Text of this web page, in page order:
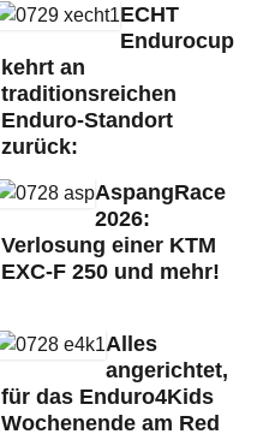
ECHT
Endurocup
kehrt an
traditionsreichen
Enduro-Standort
zurück:
AspangRace
2026:
Verlosung einer KTM
EXC-F 250 und mehr!
Alles
angerichtet,
für das Enduro4Kids
Wochenende am Red